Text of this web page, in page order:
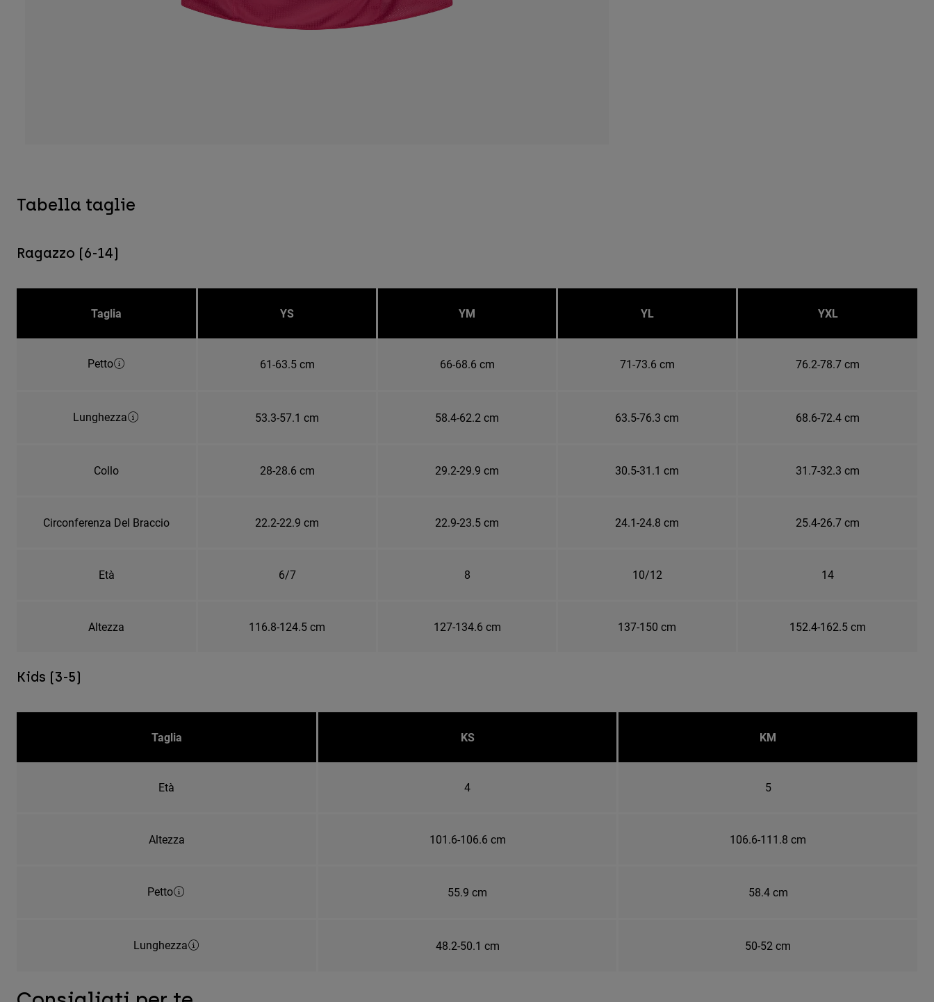
Tabella taglie
Ragazzo (6-14)
Taglia YS YM YL YXL
Petto 61-63.5 cm 66-68.6 cm 71-73.6 cm 76.2-78.7 cm
Lunghezza 53.3-57.1 cm 58.4-62.2 cm 63.5-76.3 cm 68.6-72.4 cm
Collo 28-28.6 cm 29.2-29.9 cm 30.5-31.1 cm 31.7-32.3 cm
Circonferenza Del Braccio 22.2-22.9 cm 22.9-23.5 cm 24.1-24.8 cm 25.4-26.7 cm
Età 6/7 8 10/12 14
Altezza 116.8-124.5 cm 127-134.6 cm 137-150 cm 152.4-162.5 cm
Kids (3-5)
Taglia KS KM
Età 4 5
Altezza 101.6-106.6 cm 106.6-111.8 cm
Petto 55.9 cm 58.4 cm
Lunghezza 48.2-50.1 cm 50-52 cm